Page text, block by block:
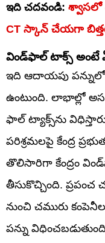
ఇది చదవండి: శ్వాసలో
CT స్కాన్ చేయగా
విండ్‌ఫాల్ టాక్స్ అంటే
ఇది ఆదాయపు
ఉంటుంది. లాభాల్లో
ఫాల్ ట్యాక్స్‌ను
పరిశ్రమలపై కేంద్ర
తొలిసారిగా కేంద్రం
తీసుకొచ్చింది. ప్రపంచ
నుంచి చమురు
పన్ను